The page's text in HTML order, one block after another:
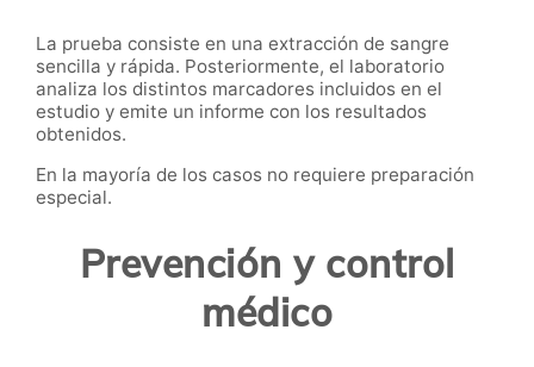
La prueba consiste en una extracción de sangre
sencilla y rápida. Posteriormente, el laboratorio
analiza los distintos marcadores incluidos en el
estudio y emite un informe con los resultados
obtenidos.
En la mayoría de los casos no requiere preparación
especial.
Prevención y control
médico